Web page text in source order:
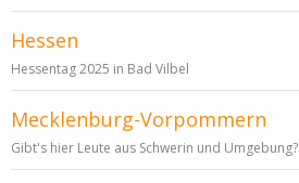
Hessen
Hessentag 2025 in Bad Vilbel
Mecklenburg-Vorpommern
Gibt's hier Leute aus Schwerin und Umgebung?